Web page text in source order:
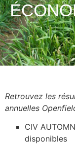
Retrouvez les
annuelles
CIV
disponibles